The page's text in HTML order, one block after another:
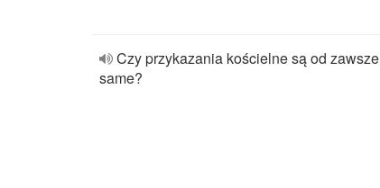
Czy przykazania kościelne są od
same?